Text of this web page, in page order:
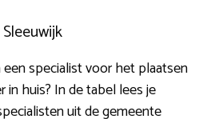
specialist voor het plaatsen
in huis? In de tabel lees je
uit de gemeente